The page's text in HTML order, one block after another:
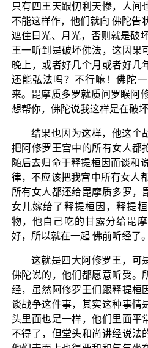
只有四王天跟忉利天惨，人间
不能这样作，他们就向 佛陀告
遮住日光、月光，否则就是破
王一听到是破坏佛法，这因果
晚上，或者好几个月或者好几
还能弘法吗？不行嘛！佛陀
来。毘摩质多罗就质问罗睺阿
想帮你，佛陀说我这样是在破
结果也因为这样，他这个
把阿修罗王宫中的所有女人都
随后去归命于释提桓因而谈和
律，不应该把我宫中所有女人
所有女人都还给毘摩质多罗，
女儿嫁给了释提桓因，释提
物，他自己吃的甘露分给毘
好，所以就在一起 佛前听经了。
这就是四大阿修罗王，可
佛陀说的，他们都愿意听受。
经，虽然阿修罗王们跟释提桓
谈战争这件事，其实这种事情
头里面也是一样，他们里面平
不得了，但堂头和尚讲经说法